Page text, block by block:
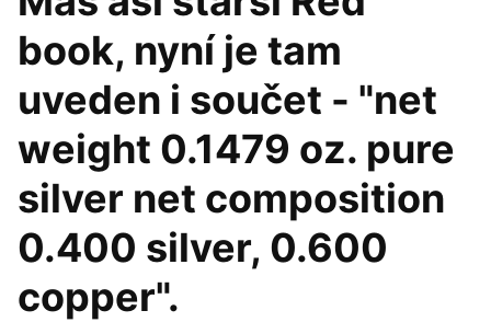
book, nyní je tam
uveden i součet - "net
weight 0.1479 oz. pure
silver net composition
0.400 silver, 0.600
copper".